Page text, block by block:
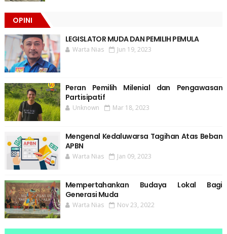
OPINI
LEGISLATOR MUDA DAN PEMILIH PEMULA
Warta Nias Jun 19, 2023
Peran Pemilih Milenial dan Pengawasan
Partisipatif
Unknown Mar 18, 2023
Mengenal Kedaluwarsa Tagihan Atas Beban
APBN
Warta Nias Jan 09, 2023
Mempertahankan Budaya Lokal Bagi
Generasi Muda
Warta Nias Nov 23, 2022